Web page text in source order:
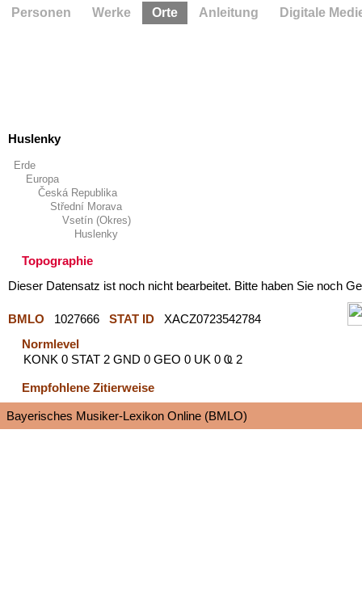
Huslenky
Erde
Europa
Česká Republika
Střední Morava
Vsetín (Okres)
Huslenky
Topographie
Dieser Datensatz ist noch nicht bearbeitet. Bitte haben Sie noch
BMLO 1027666 STAT ID
XACZ0723542784
Normlevel
KONK 0 STAT 2 GND 0 GEO 0 UK 0 Ҩ 2
Empfohlene Zitierweise
Bayerisches Musiker-Lexikon Online (BMLO)
Personen Werke Orte Anleitung Digitale